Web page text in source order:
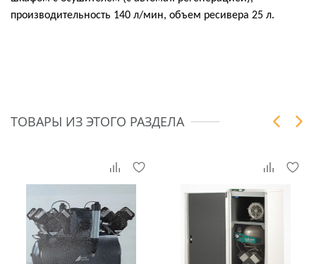
производительность 140 л/мин, объем ресивера 25 л.
ТОВАРЫ ИЗ ЭТОГО РАЗДЕЛА